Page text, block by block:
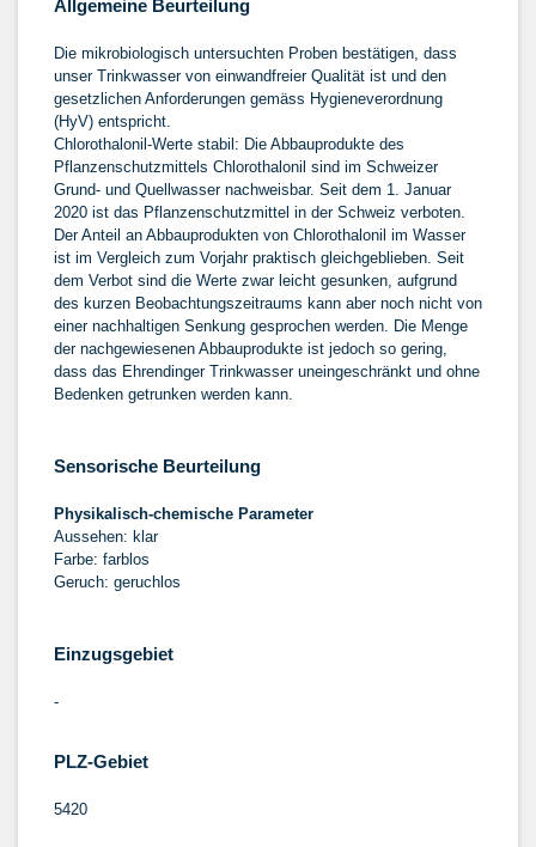
Allgemeine Beurteilung
Die mikrobiologisch untersuchten Proben bestätigen, dass
unser Trinkwasser von einwandfreier Qualität ist und den
gesetzlichen Anforderungen gemäss Hygieneverordnung
(HyV) entspricht.
Chlorothalonil-Werte stabil: Die Abbauprodukte des
Pflanzenschutzmittels Chlorothalonil sind im Schweizer
Grund- und Quellwasser nachweisbar. Seit dem 1. Januar
2020 ist das Pflanzenschutzmittel in der Schweiz verboten.
Der Anteil an Abbauprodukten von Chlorothalonil im Wasser
ist im Vergleich zum Vorjahr praktisch gleichgeblieben. Seit
dem Verbot sind die Werte zwar leicht gesunken, aufgrund
des kurzen Beobachtungszeitraums kann aber noch nicht von
einer nachhaltigen Senkung gesprochen werden. Die Menge
der nachgewiesenen Abbauprodukte ist jedoch so gering,
dass das Ehrendinger Trinkwasser uneingeschränkt und ohne
Bedenken getrunken werden kann.
Sensorische Beurteilung
Physikalisch-chemische Parameter
Aussehen: klar
Farbe: farblos
Geruch: geruchlos
Einzugsgebiet
-
PLZ-Gebiet
5420